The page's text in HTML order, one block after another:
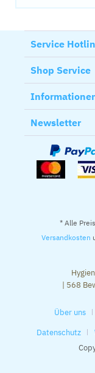
Service
Shop Service
Newsletter
* Alle
Versandkosten
| 568
Über uns
Datenschutz